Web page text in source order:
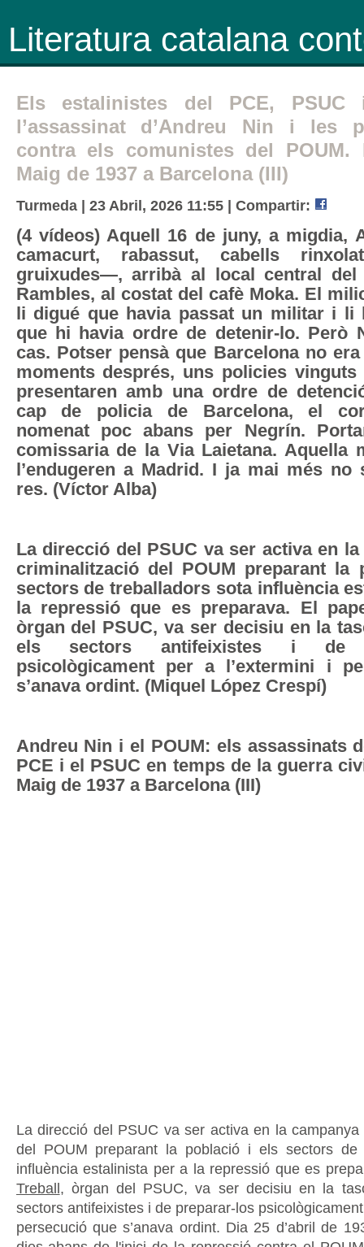
Literatura catalana
Els estalinistes del PCE,
l’assassinat d’Andreu Nin i les
contra els comunistes del POUM.
Maig de 1937 a Barcelona (III)
Turmeda | 23 Abril, 2026 11:55 | Compartir:
(4 vídeos) Aquell 16 de juny, a migdia,
camacurt, rabassut, cabells
gruixudes—, arribà al local central del
Rambles, al costat del cafè Moka. El
li digué que havia passat un militar i li
que hi havia ordre de detenir-lo. Però
cas. Potser pensà que Barcelona no
moments després, uns policies vinguts
presentaren amb una ordre de
cap de policia de Barcelona, el
nomenat poc abans per Negrín.
comissaria de la Via Laietana. Aquella
l’endugeren a Madrid. I ja mai més no
res. (Víctor Alba)
La direcció del PSUC va ser activa en la
criminalització del POUM preparant la
sectors de treballadors sota influència
la repressió que es preparava. El
òrgan del PSUC, va ser decisiu en la
els sectors antifeixistes i de
psicològicament per a l’extermini i
s’anava ordint. (Miquel López Crespí)
Andreu Nin i el POUM: els assassinats
PCE i el PSUC en temps de la guerra
Maig de 1937 a Barcelona (III)
La direcció del PSUC va ser activa en la campanya
del POUM preparant la població i els sectors de
influència estalinista per a la repressió que es
Treball, òrgan del PSUC, va ser decisiu en la
sectors antifeixistes i de preparar-los
persecució que s’anava ordint. Dia 25 d’abril de